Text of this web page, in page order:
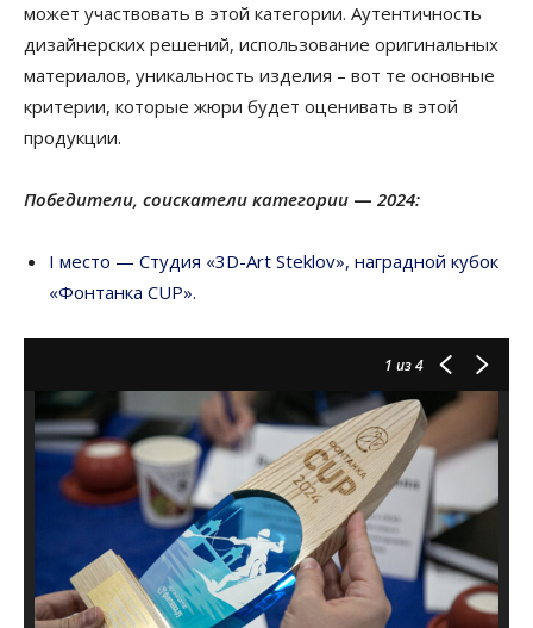
может участвовать в этой категории. Аутентичность
дизайнерских решений, использование оригинальных
материалов, уникальность изделия – вот те основные
критерии, которые жюри будет оценивать в этой
продукции.
Победители, соискатели категории — 2024:
I место — Студия «3D-Art Steklov», наградной кубок
«Фонтанка CUP».
1 из 4